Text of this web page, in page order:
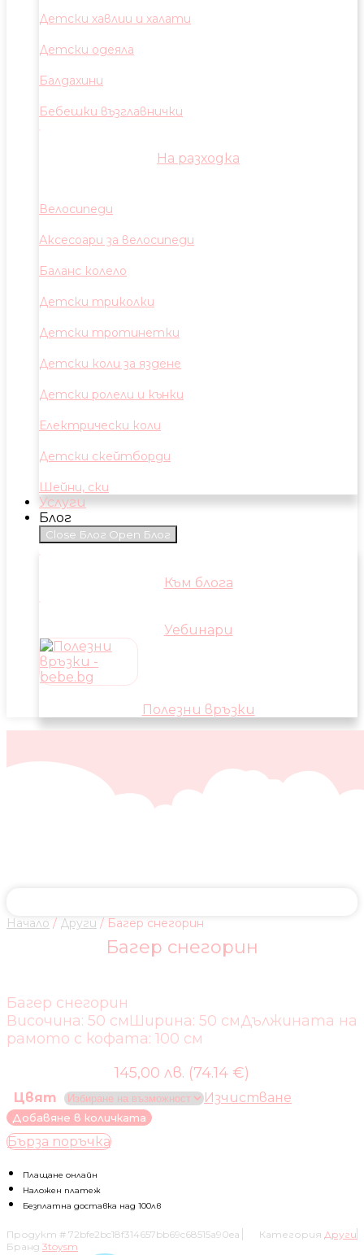
Детски хавлии и халати
Детски одеяла
Балдахини
Бебешки възглавнички
На разходка
Велосипеди
Аксесоари за велосипеди
Баланс колело
Детски триколки
Детски тротинетки
Детски коли за яздене
Детски ролели и кънки
Електрически коли
Детски скейтборди
Шейни, ски
Услуги
Блог
Close Блог Open Блог
Към блога
Уебинари
Полезни връзки
Начало / Други / Багер снегорин
Багер снегорин
Багер снегорин
Височина: 50 смШирина: 50 смДължината на
рамото с кофата: 100 см
145,00 лв. (74.14 €)
Цвят
Изчистване
количество
за
Багер
Добавяне в количката
Бърза поръчка
Плащане онлайн
Наложен платеж
Безплатна доставка над 100лв
Продукт # 72bfe2bc18f314657bb69c68515a90ea Категория Други
Бранд 3toysm